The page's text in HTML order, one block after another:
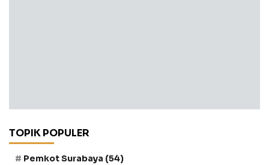
TOPIK POPULER
Pemkot Surabaya (54)